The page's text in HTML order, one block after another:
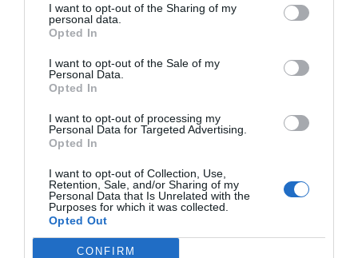
I want to opt-out of the Sharing of my
personal data.
Opted In
I want to opt-out of the Sale of my
Personal Data.
Opted In
I want to opt-out of processing my
Personal Data for Targeted Advertising.
Opted In
I want to opt-out of Collection, Use,
Retention, Sale, and/or Sharing of my
Personal Data that Is Unrelated with the
Purposes for which it was collected.
Opted Out
CONFIRM
Paje na Zanzibarze to idealne miejsce na wakacje
All Inclusive, które będą spełnieniem marzeń o
szerokiemu wachlarzowi hoteli i resortów, każdy
znajdzie coś dla siebie, zarówno rodziny, pary, jak i
osoby podróżujące samotnie. Odkryj piękno Paje i
delektuj się luksusem, relaksem oraz lokalną kulturą
Jakie są najlepsze restauracje w Paje?
Zadaj pytanie Zadaj